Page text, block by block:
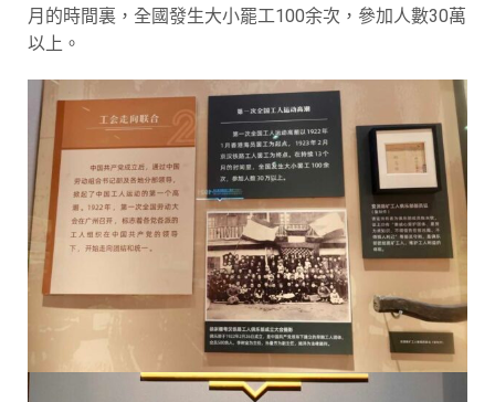
月的時間裏，全國發生大小罷工100余次，參加人數30萬
以上。